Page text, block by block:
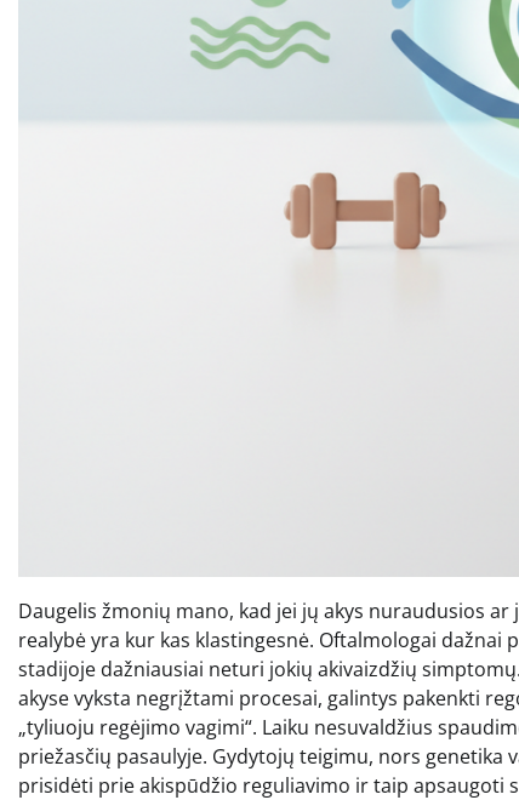
Daugelis žmonių mano, kad jei jų akys nuraudusios
realybė yra kur kas klastingesnė. Oftalmologai
stadijoje dažniausiai neturi jokių akivaizdžių
akyse vyksta negrįžtami procesai, galintys pakenkti
„tyliuoju regėjimo vagimi“. Laiku nesuvaldžius
priežasčių pasaulyje. Gydytojų teigimu, nors genetika
prisidėti prie akispūdžio reguliavimo ir taip apsaugoti